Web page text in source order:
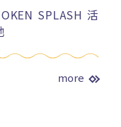
SPLASH 活
more